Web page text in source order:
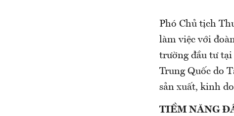
Phó Chủ tịch
làm việc với
trường đầu tư tại
Trung Quốc do
sản xuất, kinh
TIỀM NĂNG